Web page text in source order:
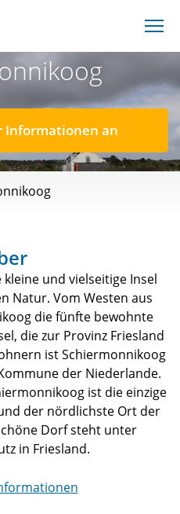
Informationen an
und vielseitige Insel
Natur. Vom Westen aus
die fünfte bewohnte
die zur Provinz Friesland
ist Schiermonnikoog
der Niederlande.
ist die einzige
der nördlichste Ort der
Dorf steht unter
in Friesland.